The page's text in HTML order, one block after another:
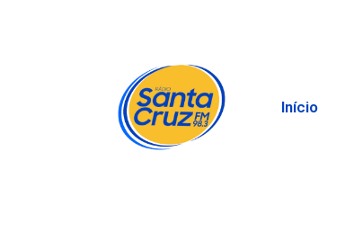
Início